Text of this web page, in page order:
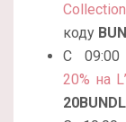
коду
С
20% на